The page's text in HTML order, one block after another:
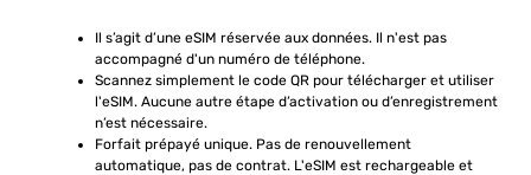
Il s’agit d’une eSIM réservée aux données. Il n'est pas
accompagné d'un numéro de téléphone.
Scannez simplement le code QR pour télécharger et utiliser
l'eSIM. Aucune autre étape d’activation ou d’enregistrement
n’est nécessaire.
Forfait prépayé unique. Pas de renouvellement
automatique, pas de contrat. L'eSIM est rechargeable et